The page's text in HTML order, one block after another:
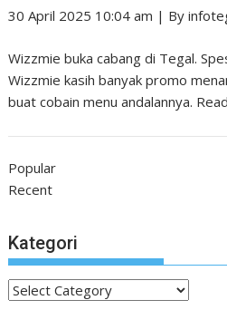
30 April 2025 10:04 am | By
Wizzmie buka cabang di Tegal.
Wizzmie kasih banyak promo
buat cobain menu andalannya.
Popular
Recent
Kategori
Kategori